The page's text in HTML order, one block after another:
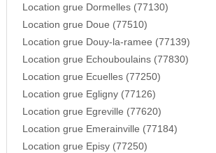
Location grue Dormelles (77130)
Location grue Doue (77510)
Location grue Douy-la-ramee (77139)
Location grue Echouboulains (77830)
Location grue Ecuelles (77250)
Location grue Egligny (77126)
Location grue Egreville (77620)
Location grue Emerainville (77184)
Location grue Episy (77250)